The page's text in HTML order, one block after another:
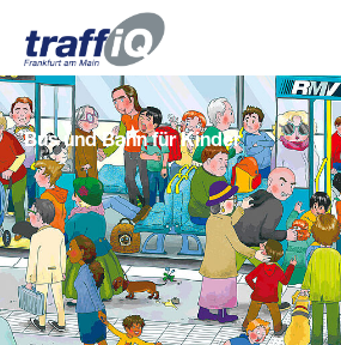
Bus und Bahn für Kinder